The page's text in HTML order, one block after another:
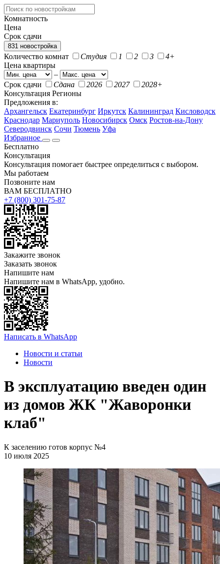
Комнатность
Цена
Срок сдачи
831 новостройка
Количество комнат Студия 1 2 3
4+
Цена квартиры
–
Срок сдачи
Сдана 2026 2027
2028+
Консультация Регионы
Предложения в:
Архангельск Екатеринбург Иркутск Калининград Кисловодск
Краснодар Мариуполь Новосибирск Омск Ростов-на-Дону
Северодвинск Сочи Тюмень Уфа
Избранное
Бесплатно
Консультация
Консультация помогает быстрее определиться с выбором.
Мы работаем
Позвоните нам
ВАМ БЕСПЛАТНО
+7 (800) 301-75-87
Закажите звонок
Заказать звонок
Напишите нам
Напишите нам в WhatsApp, удобно.
Написать в WhatsApp
Новости и статьи
Новости
В эксплуатацию введен один
из домов ЖК "Жаворонки
клаб"
К заселению готов корпус №4
10 июля 2025